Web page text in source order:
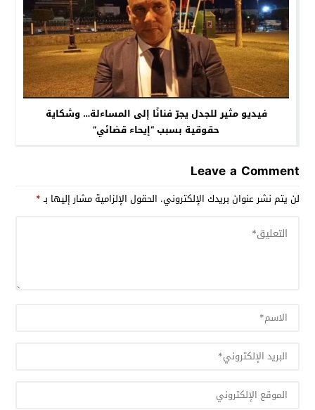
فيديو مثير للجدل يجرّ فنانًا إلى المساءلة… وشكاية
حقوقية بسبب “إيحاء قضائي”
Leave a Comment
لن يتم نشر عنوان بريدك الإلكتروني. الحقول الإلزامية مشار إليها بـ*